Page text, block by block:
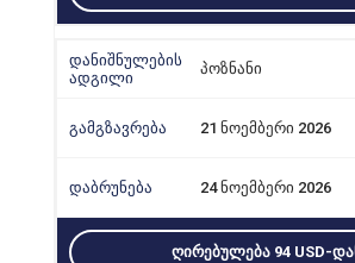
პოზნანი
21 ნოემბერი 2026
24 ნოემბერი 2026
ᲦᲘᲠᲔᲑᲣᲚᲔᲑᲐ 94 USD-